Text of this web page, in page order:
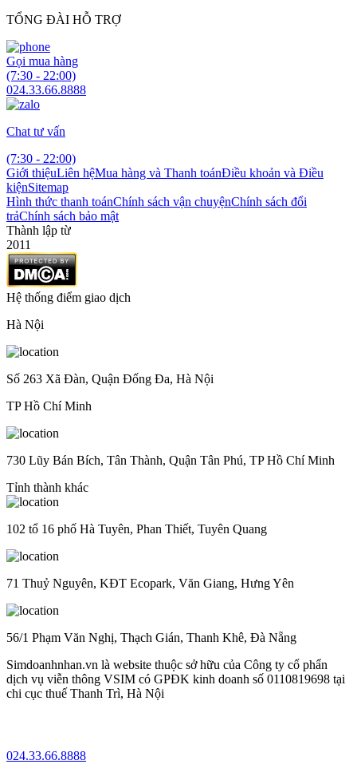
TỔNG ĐÀI HỖ TRỢ
Gọi mua hàng
(7:30 - 22:00)
024.33.66.8888
Chat tư vấn
(7:30 - 22:00)
Giới thiệuLiên hệMua hàng và Thanh toánĐiều khoản và Điều
kiệnSitemap
Hình thức thanh toánChính sách vận chuyệnChính sách đổi
trảChính sách bảo mật
Thành lập từ
2011
Hệ thống điểm giao dịch
Hà Nội
Số 263 Xã Đàn, Quận Đống Đa, Hà Nội
TP Hồ Chí Minh
730 Lũy Bán Bích, Tân Thành, Quận Tân Phú, TP Hồ Chí Minh
Tỉnh thành khác
102 tổ 16 phố Hà Tuyên, Phan Thiết, Tuyên Quang
71 Thuỷ Nguyên, KĐT Ecopark, Văn Giang, Hưng Yên
56/1 Phạm Văn Nghị, Thạch Gián, Thanh Khê, Đà Nẵng
Simdoanhnhan.vn là website thuộc sở hữu của Công ty cổ phẩn
dịch vụ viễn thông VSIM có GPĐK kinh doanh số 0110819698 tại
chi cục thuế Thanh Trì, Hà Nội
024.33.66.8888